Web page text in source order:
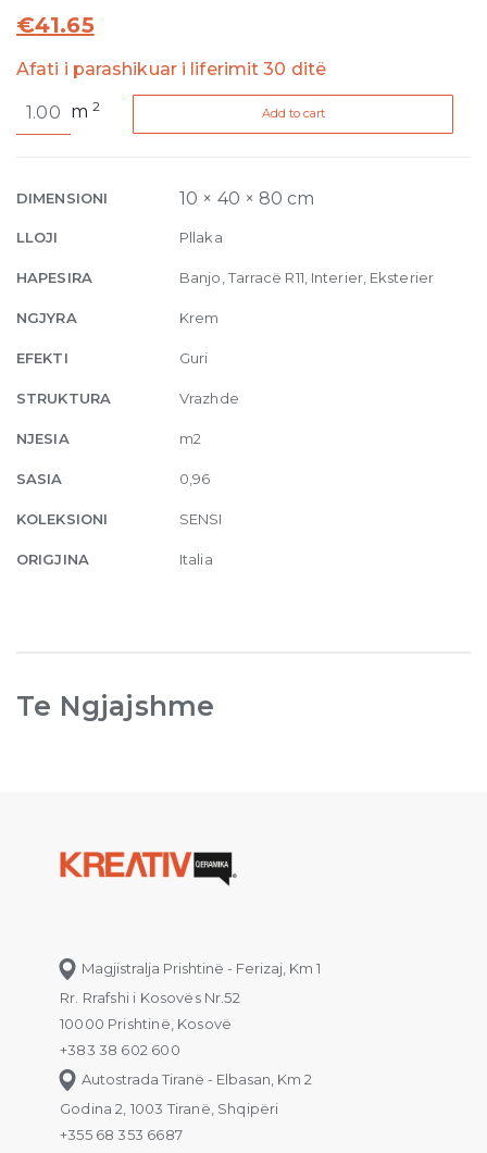
€41.65
Afati i parashikuar i liferimit 30 ditë
Taupe
10mm
x
80
m2 Add to cart
DIMENSIONI 10 × 40 × 80 cm
LLOJI Pllaka
HAPESIRA Banjo, Tarracë R11, Interier, Eksterier
NGJYRA Krem
EFEKTI Guri
STRUKTURA Vrazhde
NJESIA m2
SASIA 0,96
KOLEKSIONI SENSI
ORIGJINA Italia
Te Ngjajshme
Magjistralja Prishtinë - Ferizaj, Km 1
Rr. Rrafshi i Kosovës Nr.52
10000 Prishtinë, Kosovë
+383 38 602 600
Autostrada Tiranë - Elbasan, Km 2
Godina 2, 1003 Tiranë, Shqipëri
+355 68 353 6687